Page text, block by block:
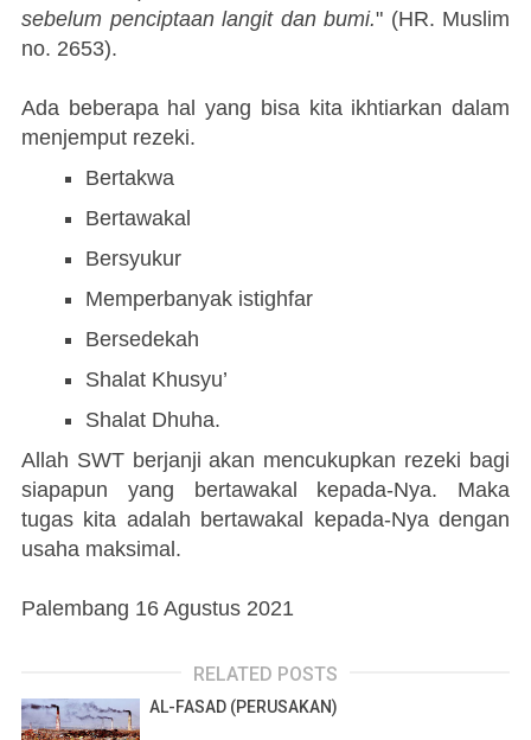
sebelum penciptaan langit dan bumi." (HR. Muslim
no. 2653).
Ada beberapa hal yang bisa kita ikhtiarkan dalam
menjemput rezeki.
Bertakwa
Bertawakal
Bersyukur
Memperbanyak istighfar
Bersedekah
Shalat Khusyu’
Shalat Dhuha.
Allah SWT berjanji akan mencukupkan rezeki bagi
siapapun yang bertawakal kepada-Nya. Maka
tugas kita adalah bertawakal kepada-Nya dengan
usaha maksimal.
Palembang 16 Agustus 2021
RELATED POSTS
AL-FASAD (PERUSAKAN)